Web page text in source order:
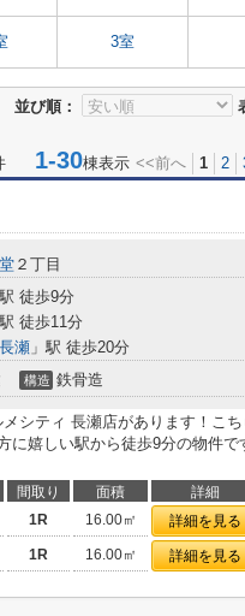
3室
並び順：
1-30棟表示 <<前へ 1 2
２丁目
徒歩9分
徒歩11分
瀬 」駅 徒歩20分
構造 鉄骨造
シティ 長瀬店があります！こ
に嬉しい駅から徒歩9分の物件
間取り 面積 詳細
1R 16.00㎡ 詳細を見る
1R 16.00㎡ 詳細を見る